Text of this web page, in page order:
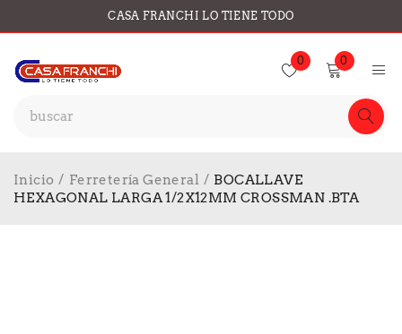
CASA FRANCHI LO TIENE TODO
0 0
Inicio / Ferretería General / BOCALLAVE
HEXAGONAL LARGA 1/2X12MM CROSSMAN .BTA